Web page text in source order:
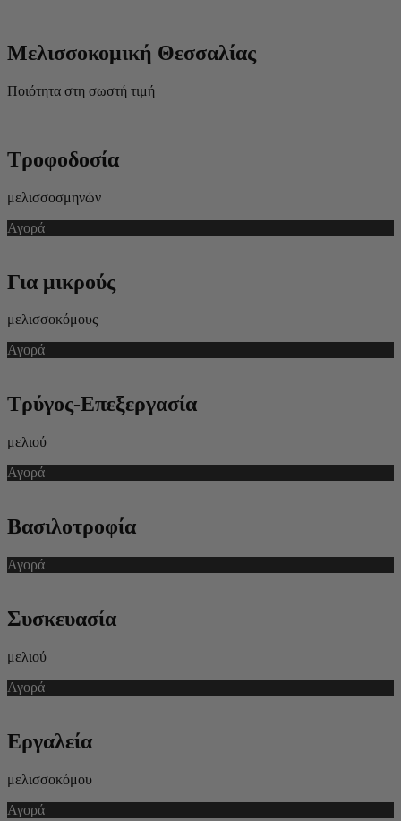
Μελισσοκομική Θεσσαλίας
Ποιότητα στη σωστή τιμή
Τροφοδοσία
μελισσοσμηνών
Αγορά
Για μικρούς
μελισσοκόμους
Αγορά
Τρύγος-Επεξεργασία
μελιού
Αγορά
Βασιλοτροφία
Αγορά
Συσκευασία
μελιού
Αγορά
Εργαλεία
μελισσοκόμου
Αγορά